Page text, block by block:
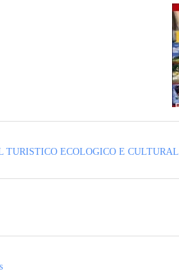
TURISTICO ECOLOGICO E CULTURAL